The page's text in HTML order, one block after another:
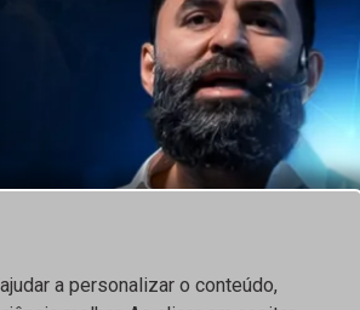
a personalizar o conteúdo,